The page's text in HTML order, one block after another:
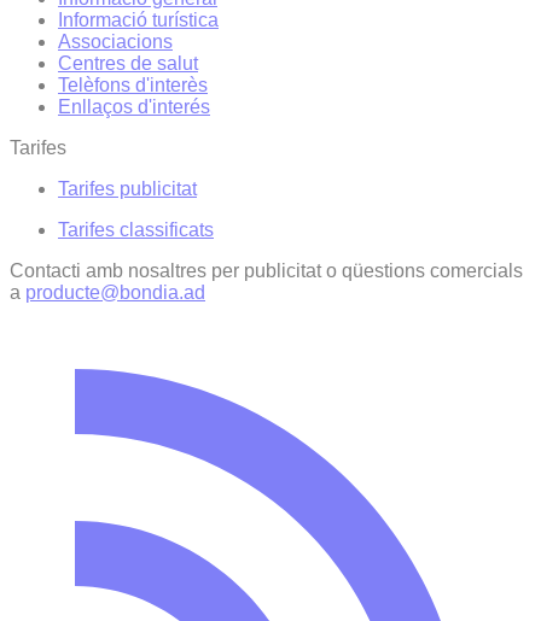
Informació turística
Associacions
Centres de salut
Telèfons d'interès
Enllaços d'interés
Tarifes
Tarifes publicitat
Tarifes classificats
Contacti amb nosaltres per publicitat o qüestions comercials
a producte@bondia.ad